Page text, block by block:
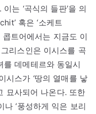
는 ‘곡식의 들판’을 의
혹은 ‘소케트
트어에서는 지금도 이
리스인은 이시스를 곡
데메테르와 동일시
시스가 ‘땅의 열매를 낳
묘사되어 나온다. 또한
나 ‘풍성하게 익은 보리